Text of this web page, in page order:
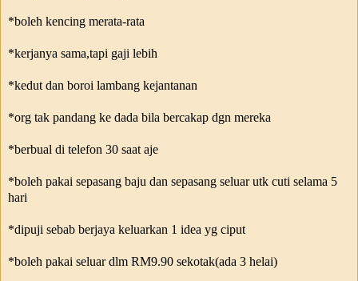
*boleh kencing merata-rata
*kerjanya sama,tapi gaji lebih
*kedut dan boroi lambang kejantanan
*org tak pandang ke dada bila bercakap dgn mereka
*berbual di telefon 30 saat aje
*boleh pakai sepasang baju dan sepasang seluar utk cuti selama 5
hari
*dipuji sebab berjaya keluarkan 1 idea yg ciput
*boleh pakai seluar dlm RM9.90 sekotak(ada 3 helai)